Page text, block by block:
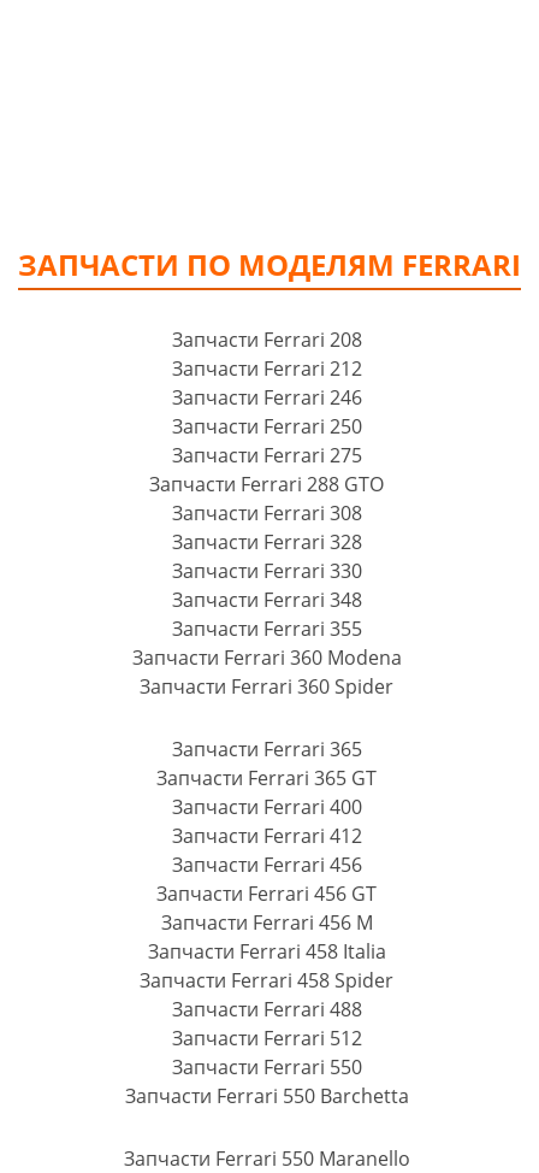
ЗАПЧАСТИ ПО МОДЕЛЯМ FERRARI
Запчасти Ferrari 208
Запчасти Ferrari 212
Запчасти Ferrari 246
Запчасти Ferrari 250
Запчасти Ferrari 275
Запчасти Ferrari 288 GTO
Запчасти Ferrari 308
Запчасти Ferrari 328
Запчасти Ferrari 330
Запчасти Ferrari 348
Запчасти Ferrari 355
Запчасти Ferrari 360 Modena
Запчасти Ferrari 360 Spider
Запчасти Ferrari 365
Запчасти Ferrari 365 GT
Запчасти Ferrari 400
Запчасти Ferrari 412
Запчасти Ferrari 456
Запчасти Ferrari 456 GT
Запчасти Ferrari 456 M
Запчасти Ferrari 458 Italia
Запчасти Ferrari 458 Spider
Запчасти Ferrari 488
Запчасти Ferrari 512
Запчасти Ferrari 550
Запчасти Ferrari 550 Barchetta
Запчасти Ferrari 550 Maranello